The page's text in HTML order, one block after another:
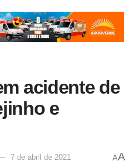
acidente de
e
7 de abril de 2021 AA